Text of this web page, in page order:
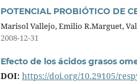
POTENCIAL PROBIÓTICO DE
Marisol Vallejo, Emilio R.Marguet,
2008-12-31
Efecto de los ácidos grasos
DOI: https://doi.org/10.29105/